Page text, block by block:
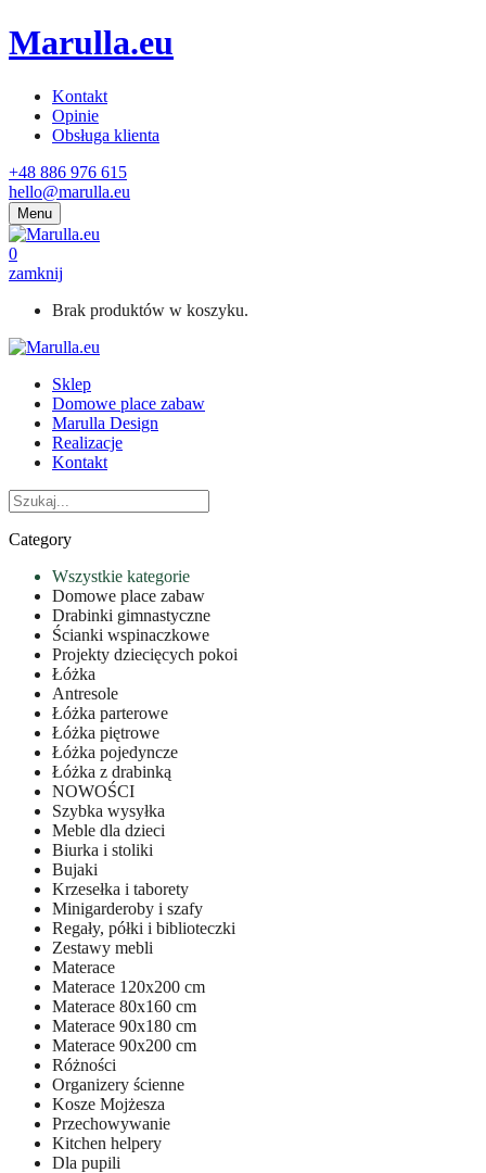
Marulla.eu
Kontakt
Opinie
Obsługa klienta
+48 886 976 615
hello@marulla.eu
Menu
0
zamknij
Brak produktów w koszyku.
Sklep
Domowe place zabaw
Marulla Design
Realizacje
Kontakt
Category
Wszystkie kategorie
Domowe place zabaw
Drabinki gimnastyczne
Ścianki wspinaczkowe
Projekty dziecięcych pokoi
Łóżka
Antresole
Łóżka parterowe
Łóżka piętrowe
Łóżka pojedyncze
Łóżka z drabinką
NOWOŚCI
Szybka wysyłka
Meble dla dzieci
Biurka i stoliki
Bujaki
Krzesełka i taborety
Minigarderoby i szafy
Regały, półki i biblioteczki
Zestawy mebli
Materace
Materace 120x200 cm
Materace 80x160 cm
Materace 90x180 cm
Materace 90x200 cm
Różności
Organizery ścienne
Kosze Mojżesza
Przechowywanie
Kitchen helpery
Dla pupili